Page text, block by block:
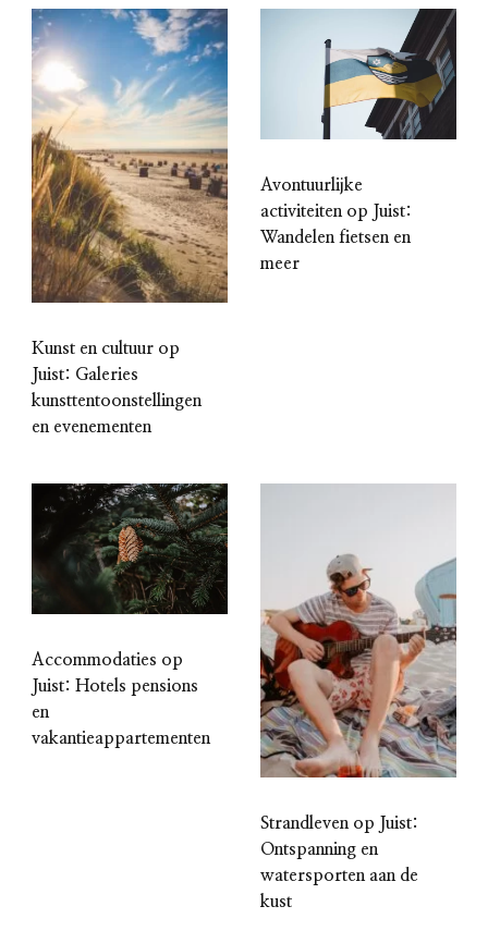
Kunst en cultuur op
Juist: Galeries
kunsttentoonstellingen
en evenementen
Avontuurlijke
activiteiten op Juist:
Wandelen fietsen en
meer
Accommodaties op
Juist: Hotels pensions
en
vakantieappartementen
Strandleven op Juist:
Ontspanning en
watersporten aan de
kust